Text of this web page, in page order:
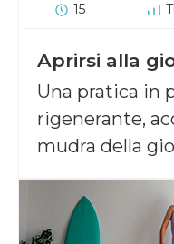
15
Aprirsi alla
Una pratica in
rigenerante,
mudra della